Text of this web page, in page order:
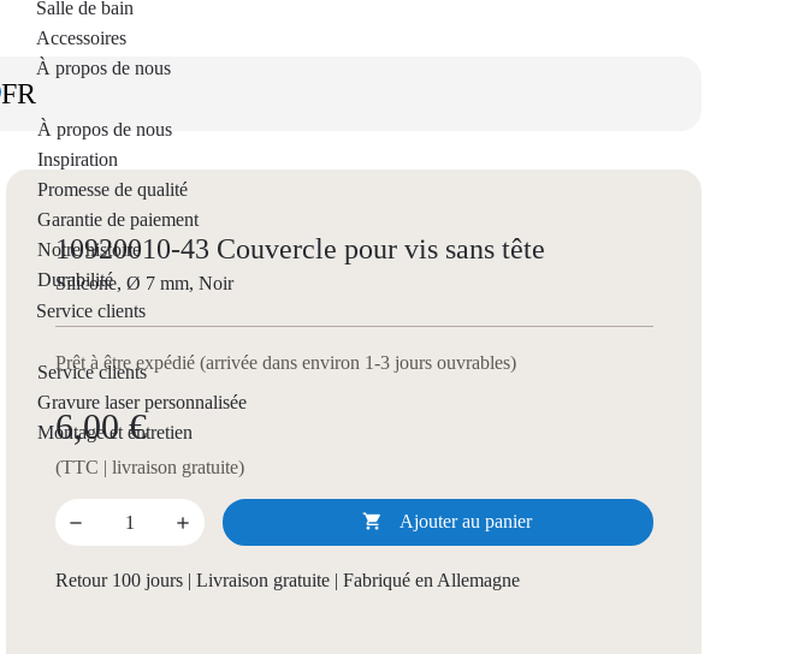
FR
Salle de bain
Accessoires
À propos de nous
À propos de nous
Inspiration
Promesse de qualité
Garantie de paiement
Notre histoire
Durabilité
Service clients
Service clients
Gravure laser personnalisée
Montage et entretien
10920010-43 Couvercle pour vis sans tête
Silicone, Ø 7 mm, Noir
Prêt à être expédié (arrivée dans environ 1-3 jours ouvrables)
6,00 €
(TTC | livraison gratuite)
 Ajouter au panier
Retour 100 jours | Livraison gratuite | Fabriqué en Allemagne